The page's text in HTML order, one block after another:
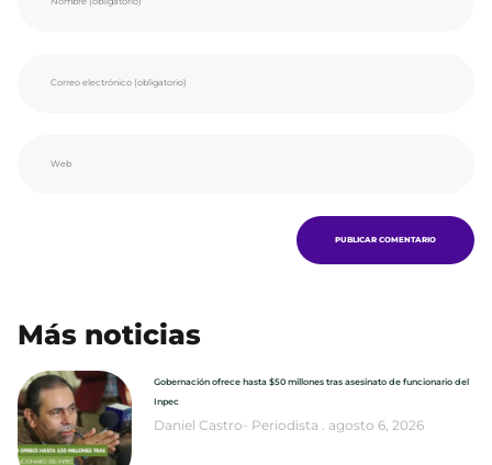
Más noticias
Gobernación ofrece hasta $50 millones tras asesinato de funcionario del
Inpec
Daniel Castro- Periodista agosto 6, 2026